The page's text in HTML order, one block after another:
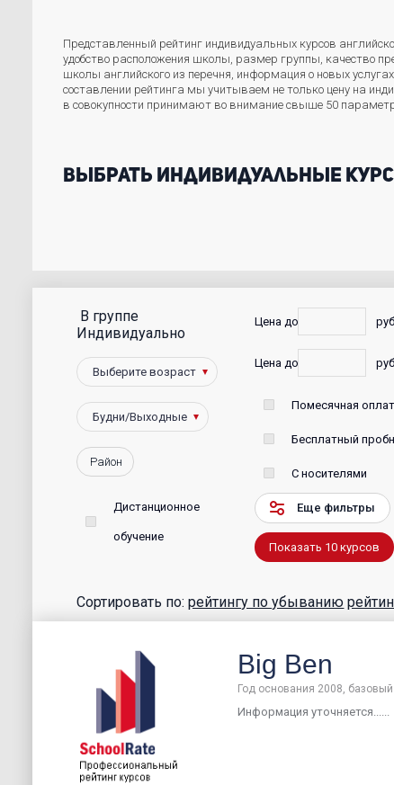
Представленный рейтинг индивидуальных курсов
удобство расположения школы, размер группы, качество
школы английского из перечня, информация о новых
составлении рейтинга мы учитываем не только цену на
в совокупности принимают во внимание свыше 50
Выбрать индивидуальные
В группе
Индивидуально
Район
Дистанционное
обучение
Цена до
Цена до
Помесячная
Бесплатный
С носителями
Еще фильтры
Показать 10курсов
С
Победители
Сортировать по:рейтингу по убыванию
Big Ben
Год основания 2008, базовый
Информация уточняется......